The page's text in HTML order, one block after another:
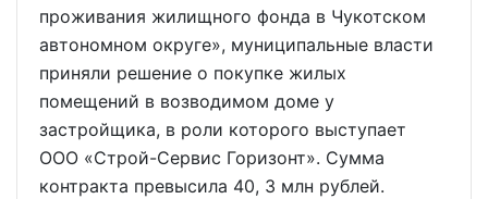
проживания жилищного фонда в Чукотском
автономном округе», муниципальные власти
приняли решение о покупке жилых
помещений в возводимом доме у
застройщика, в роли которого выступает
ООО «Строй-Сервис Горизонт». Сумма
контракта превысила 40, 3 млн рублей.